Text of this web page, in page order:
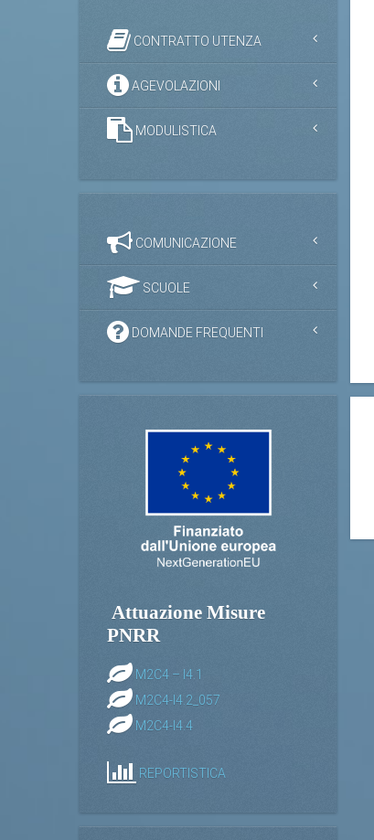
CONTRATTO UTENZA
AGEVOLAZIONI
MODULISTICA
COMUNICAZIONE
SCUOLE
DOMANDE FREQUENTI
Attuazione Misure
PNRR
M2C4 – I4.1
M2C4-I4.2_057
M2C4-I4.4
REPORTISTICA